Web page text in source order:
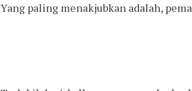
Yang paling menakjubkan adalah,